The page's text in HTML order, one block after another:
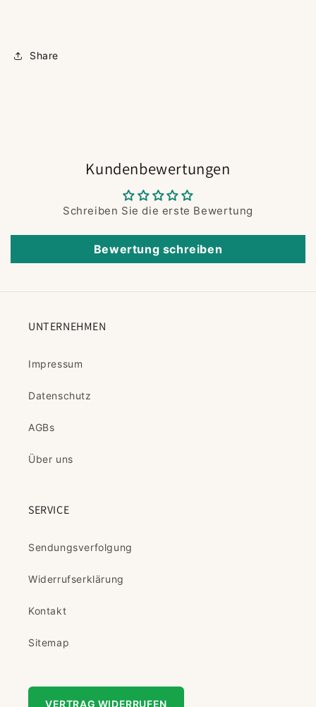
Share
Kundenbewertungen
Schreiben Sie die erste Bewertung
Bewertung schreiben
UNTERNEHMEN
Impressum
Datenschutz
AGBs
Über uns
SERVICE
Sendungsverfolgung
Widerrufserklärung
Kontakt
Sitemap
VERTRAG WIDERRUFEN